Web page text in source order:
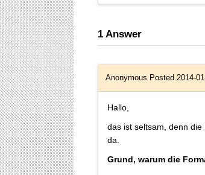
1 Answer
Anonymous Posted 2014-
Hallo,
das ist seltsam, denn
da.
Grund, warum die